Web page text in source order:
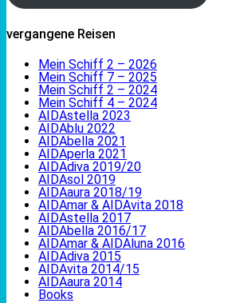
vergangene Reisen
Mein Schiff 2 – 2026
Mein Schiff 7 – 2025
Mein Schiff 2 – 2024
Mein Schiff 4 – 2024
AIDAstella 2023
AIDAblu 2022
AIDAbella 2021
AIDAperla 2021
AIDAdiva 2019/20
AIDAsol 2019
AIDAaura 2018/19
AIDAmar & AIDAvita 2018
AIDAstella 2017
AIDAbella 2016/17
AIDAmar & AIDAluna 2016
AIDAdiva 2015
AIDAvita 2014/15
AIDAaura 2014
Books